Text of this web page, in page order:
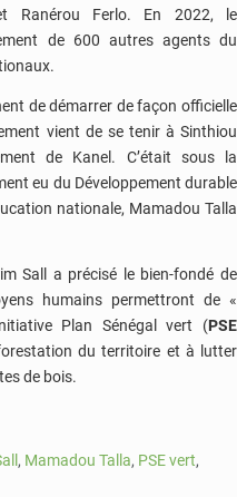
Ranérou Ferlo. En 2022, le
de 600 autres agents du
de démarrer de façon officielle
vient de se tenir à Sinthiou
de Kanel. C’était sous la
eu du Développement durable
nationale, Mamadou Talla
Sall a précisé le bien-fondé de
humains permettront de «
Plan Sénégal vert (PSE
du territoire et à lutter
de bois.
, Mamadou Talla, PSE vert,